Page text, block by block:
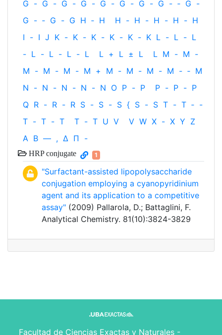
G - G - G - G - G - G - G - G - ‐ G -
G - ‐ G - G H ‐ H H - H - H - H - H
I - I J K - K - K - K - K - K L - L - L
- L - L - L - L L + L ± L L M - M -
M - M - M - M + M - M - M - M - ‐ M
N - N - N - N - N O P - P P - P - P
Q R - R - R S - S - S { S - S T - T ‐ -
T - T - T T - T U V V W X - X Y Z
Α Β — , Δ Π -
HRP conjugate 1
"Surfactant-assisted lipopolysaccharide
conjugation employing a cyanopyridinium
agent and its application to a competitive
assay" (2009) Pallarola, D.; Battaglini, F.
Analytical Chemistry. 81(10):3824-3829
Facultad de Ciencias Exactas y Naturales -